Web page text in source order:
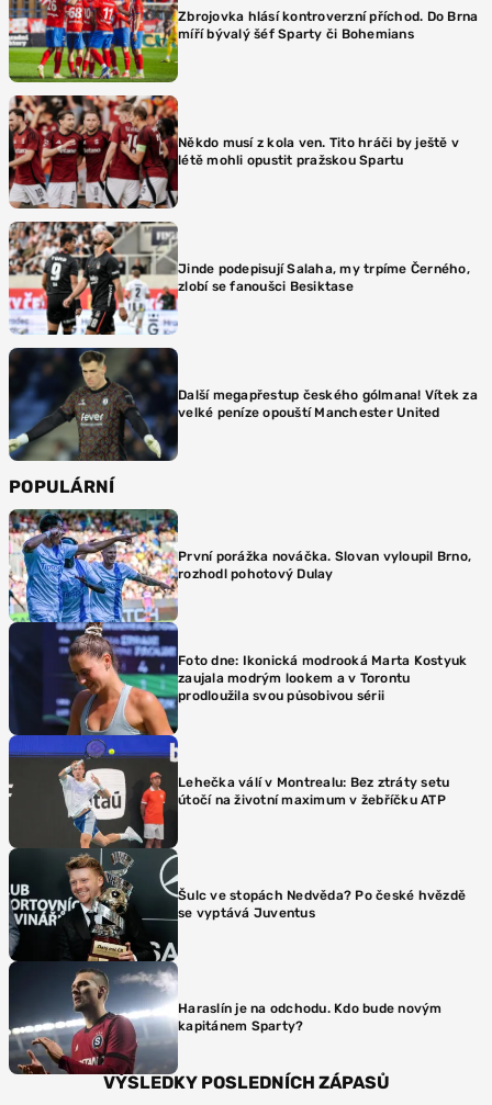
Zbrojovka hlásí kontroverzní příchod. Do Brna
míří bývalý šéf Sparty či Bohemians
Někdo musí z kola ven. Tito hráči by ještě v
létě mohli opustit pražskou Spartu
Jinde podepisují Salaha, my trpíme Černého,
zlobí se fanoušci Besiktase
Další megapřestup českého gólmana! Vítek za
velké peníze opouští Manchester United
POPULÁRNÍ
První porážka nováčka. Slovan vyloupil Brno,
rozhodl pohotový Dulay
Foto dne: Ikonická modrooká Marta Kostyuk
zaujala modrým lookem a v Torontu
prodloužila svou působivou sérii
Lehečka válí v Montrealu: Bez ztráty setu
útočí na životní maximum v žebříčku ATP
Šulc ve stopách Nedvěda? Po české hvězdě
se vyptává Juventus
Haraslín je na odchodu. Kdo bude novým
kapitánem Sparty?
VÝSLEDKY POSLEDNÍCH ZÁPASŮ